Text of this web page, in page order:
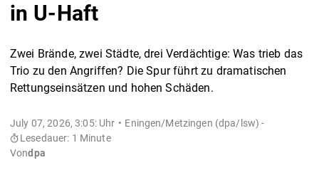
in U-Haft
Zwei Brände, zwei Städte, drei Verdächtige: Was trieb das
Trio zu den Angriffen? Die Spur führt zu dramatischen
Rettungseinsätzen und hohen Schäden.
July 07, 2026, 3:05: Uhr
Eningen/Metzingen (dpa/lsw) -
Lesedauer: 1 Minute
Vondpa